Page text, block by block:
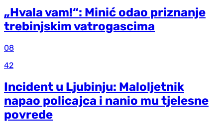
„Hvala vam!“: Minić odao priznanje
trebinjskim vatrogascima
08
42
Incident u Ljubinju: Maloljetnik
napao policajca i nanio mu tjelesne
povrede